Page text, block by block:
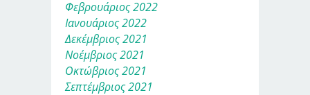
Φεβρουάριος 2022
Ιανουάριος 2022
Δεκέμβριος 2021
Νοέμβριος 2021
Οκτώβριος 2021
Σεπτέμβριος 2021